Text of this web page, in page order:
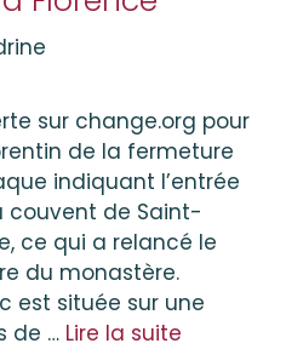
sur change.org pour
de la fermeture
indiquant l’entrée
couvent de Saint-
ce qui a relancé le
du monastère.
est située sur une
de … Lire la suite